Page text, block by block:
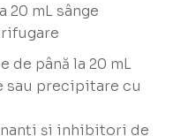
20 mL sânge
de până la 20 mL
sau precipitare cu
și inhibitori de